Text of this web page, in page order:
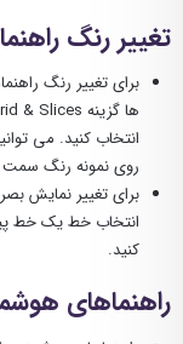
تغییر رنگ
برای تغییر رنگ
انتخاب کنید. می
روی نمونه رنگ سمت
برای تغییر نمایش
انتخاب خط یک خط
کنید.
راهنماهای